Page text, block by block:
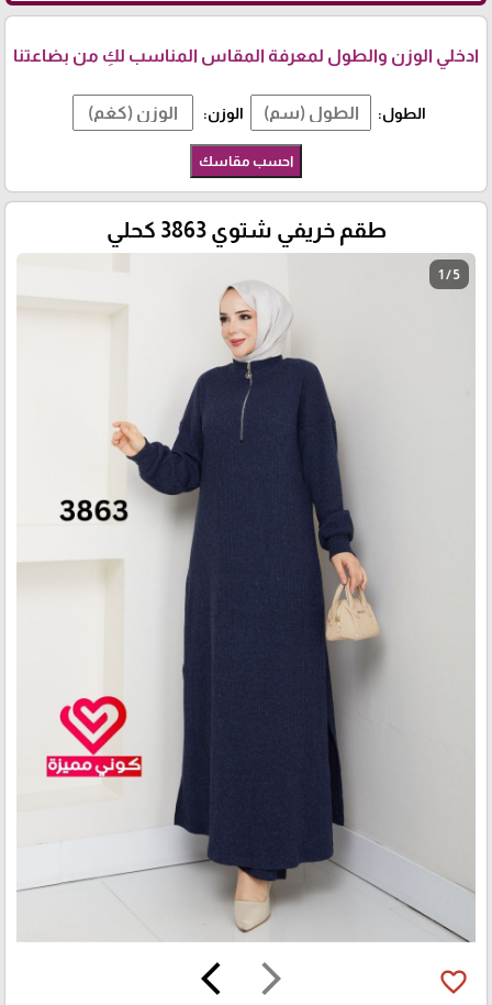
ادخلي الوزن والطول لمعرفة المقاس المناسب لكِ من بضاعتنا
الطول: الوزن:
احسب مقاسك
طقم خريفي شتوي 3863 كحلي
1 / 5
arrow_forward_ios
arrow_back_ios favorite_border